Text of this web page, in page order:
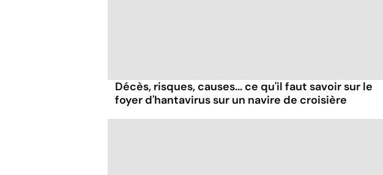
Décès, risques, causes... ce qu'il faut savoir sur le
foyer d'hantavirus sur un navire de croisière